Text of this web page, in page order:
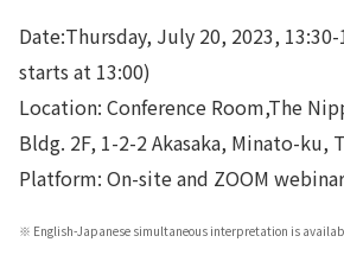
Date:Thursday, July 20, 2023,
starts at 13:00)
Location: Conference Room,The
Bldg. 2F, 1-2-2 Akasaka, Minato-ku,
Platform: On-site and ZOOM webinar
※ English-Japanese simultaneous interpretation is